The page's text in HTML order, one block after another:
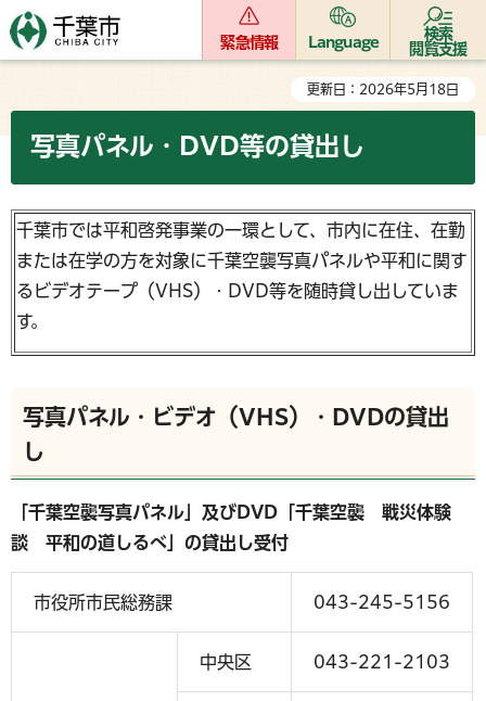
緊急情報 Language
検索
閲覧支援
更新日：2026年5月18日
写真パネル・DVD等の貸出し
千葉市では平和啓発事業の一環として、市内に在住、在勤
または在学の方を対象に千葉空襲写真パネルや平和に関す
るビデオテープ（VHS）・DVD等を随時貸し出していま
す。
写真パネル・ビデオ（VHS）・DVDの貸出
し
「千葉空襲写真パネル」及びDVD「千葉空襲 戦災体験
談 平和の道しるべ」の貸出し受付
市役所市民総務課 043-245-5156
中央区 043-221-2103